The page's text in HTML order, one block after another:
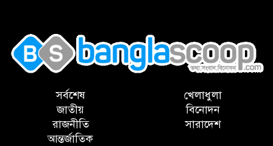
সর্বশেষ
জাতীয়
রাজনীতি
আন্তর্জাতিক
খেলাধুলা
বিনোদন
সারাদেশ